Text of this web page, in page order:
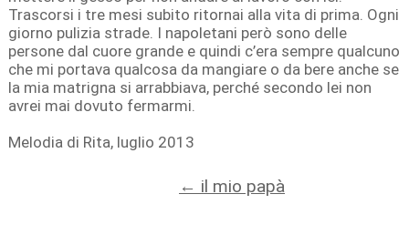
Trascorsi i tre mesi subito ritornai alla vita di prima. Ogni
giorno pulizia strade. I napoletani però sono delle
persone dal cuore grande e quindi c’era sempre qualcuno
che mi portava qualcosa da mangiare o da bere anche se
la mia matrigna si arrabbiava, perché secondo lei non
avrei mai dovuto fermarmi.
Melodia di Rita, luglio 2013
← il mio papà